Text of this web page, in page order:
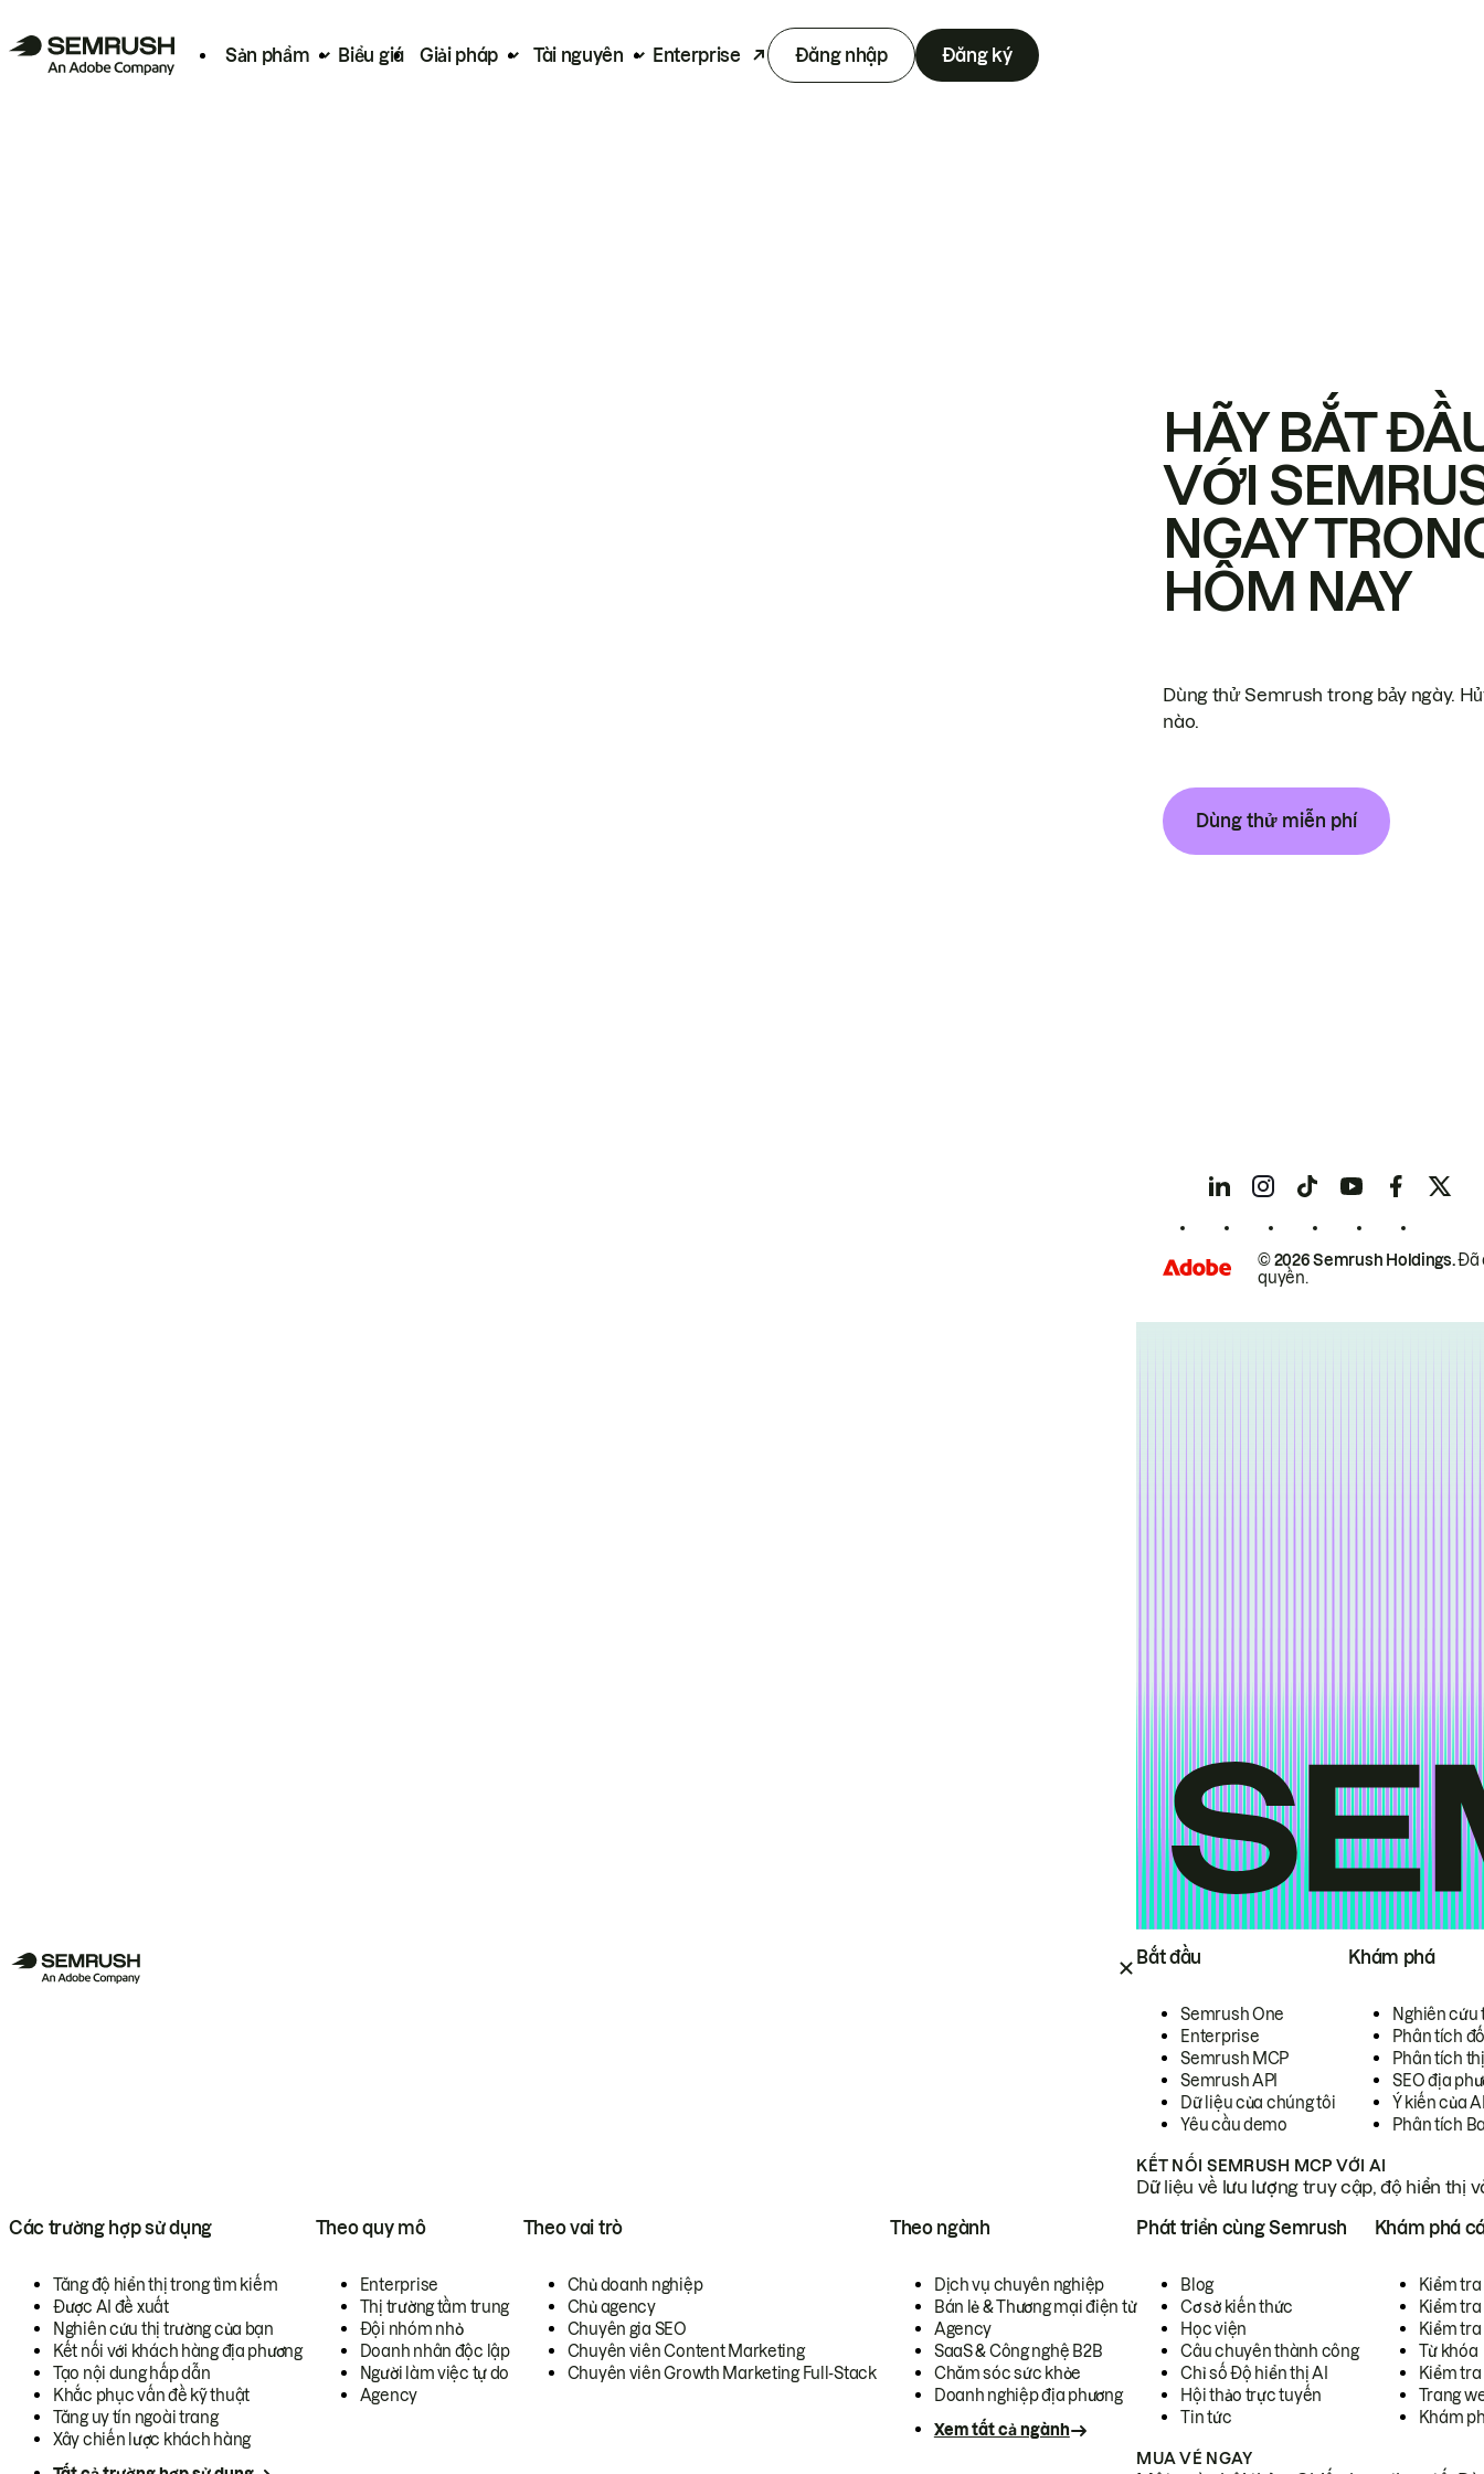
Sản phẩm Biểu giá Giải pháp Tài nguyên Enterprise Đăng nhập Đăng ký
Bắt đầu
Semrush One
Enterprise
Semrush MCP
Semrush API
Dữ liệu của chúng tôi
Yêu cầu demo
Khám phá
Nghiên cứu
Phân tích
Phân tích
SEO địa
Ý kiến của
Phân tích
KẾT NỐI SEMRUSH MCP VỚI AI
Dữ liệu về lưu lượng truy cập, độ hiển thị
Các trường hợp sử dụng
Tăng độ hiển thị trong tìm kiếm
Được AI đề xuất
Nghiên cứu thị trường của bạn
Kết nối với khách hàng địa phương
Tạo nội dung hấp dẫn
Khắc phục vấn đề kỹ thuật
Tăng uy tín ngoài trang
Xây chiến lược khách hàng
Theo quy mô
Enterprise
Thị trường tầm trung
Đội nhóm nhỏ
Doanh nhân độc lập
Người làm việc tự do
Agency
Theo vai trò
Chủ doanh nghiệp
Chủ agency
Chuyên gia SEO
Chuyên viên Content Marketing
Chuyên viên Growth Marketing Full-Stack
Theo ngành
Dịch vụ chuyên nghiệp
Bán lẻ & Thương mại điện tử
Agency
SaaS & Công nghệ B2B
Chăm sóc sức khỏe
Doanh nghiệp địa phương
Xem tất cả ngành
Phát triển cùng Semrush
Blog
Cơ sở kiến thức
Học viện
Câu chuyên thành công
Chỉ số Độ hiển thị AI
Hội thảo trực tuyến
Tin tức
Khám phá
Kiểm
Kiểm tra
Kiểm
Từ khóa
Kiểm
Trang
Khám
MUA VÉ NGAY
HÃY BẮT
VỚI
NGAY
HÔM NAY
Dùng thử Semrush trong bảy ngày.
nào.
Dùng thử miễn phí
© 2026 Semrush Holdings.Đã
quyền.